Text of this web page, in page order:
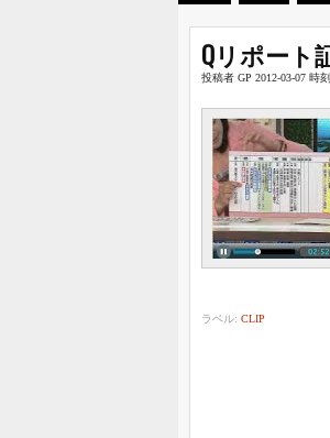
Qリポート
投稿者 GP 2012-03-07 時
ラベル: CLIP